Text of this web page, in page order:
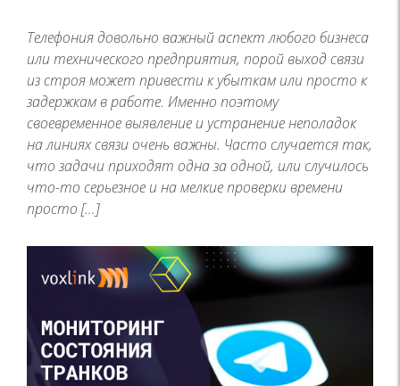
Телефония довольно важный аспект любого бизнеса
или технического предприятия, порой выход связи
из строя может привести к убыткам или просто к
задержкам в работе. Именно поэтому
своевременное выявление и устранение неполадок
на линиях связи очень важны. Часто случается так,
что задачи приходят одна за одной, или случилось
что-то серьезное и на мелкие проверки времени
просто […]